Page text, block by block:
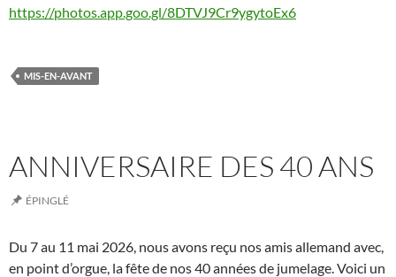
https://photos.app.goo.gl/8DTVJ9Cr9ygytoEx6
MIS-EN-AVANT
ANNIVERSAIRE DES 40 ANS
ÉPINGLÉ
Du 7 au 11 mai 2026, nous avons reçu nos amis allemand avec,
en point d’orgue, la fête de nos 40 années de jumelage. Voici un